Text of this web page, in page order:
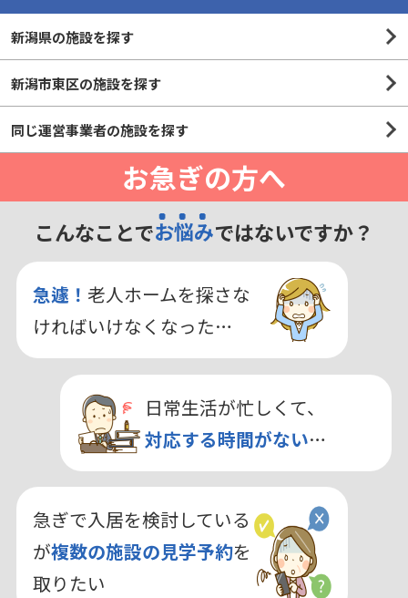
新潟県の施設を探す
新潟市東区の施設を探す
同じ運営事業者の施設を探す
お急ぎの方へ
こんなことでお悩みではないですか？
急遽！ 老人ホームを探さな
ければいけなくなった…
日常生活が忙しくて、
対応する時間がない…
急ぎで入居を検討している
が複数の施設の見学予約を
取りたい